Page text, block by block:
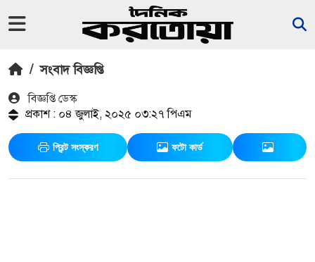
/ সংবাদ বিজ্ঞপ্তি
বিজ্ঞপ্তি ডেস্ক
প্রকাশ : ০৪ জুলাই, ২০২৫ ০৩:২৭ পিএম
প্রিন্ট সংস্করণ ফটো কার্ড